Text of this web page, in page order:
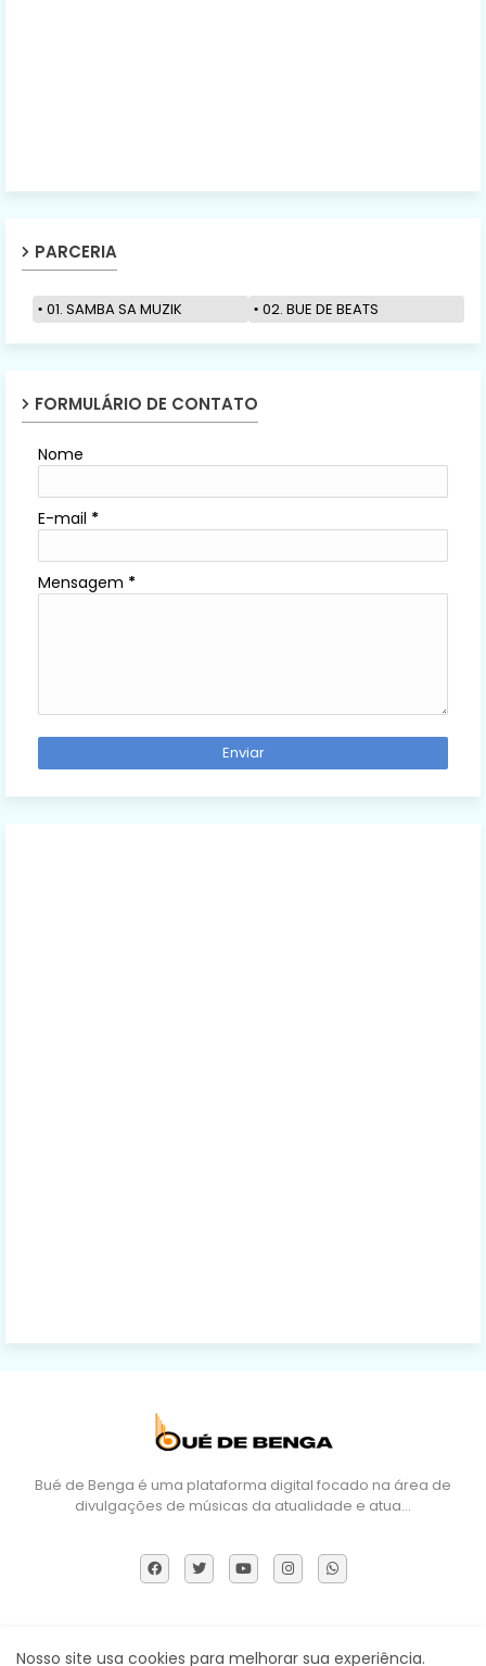
PARCERIA
01. SAMBA SA MUZIK 02. BUE DE BEATS
FORMULÁRIO DE CONTATO
Nome
E-mail *
Mensagem *
Bué de Benga é uma plataforma digital focado na área de
divulgações de músicas da atualidade e atua…
Sobre Nós DMCA Termos e Políticas Contactos
Nosso site usa cookies para melhorar sua experiência.